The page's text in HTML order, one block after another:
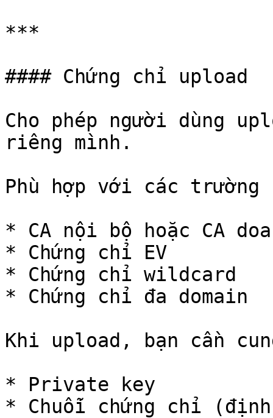
***
#### Chứng chỉ upload
Cho phép người dùng
riêng mình.
Phù hợp với các trường
* CA nội bộ hoặc CA
* Chứng chỉ EV
* Chứng chỉ wildcard
* Chứng chỉ đa domain
Khi upload, bạn cần
* Private key
* Chuỗi chứng chỉ (định